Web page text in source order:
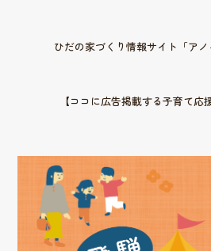
ひだの家づくり情報サイト「アノ
【ココに広告掲載する子育て応